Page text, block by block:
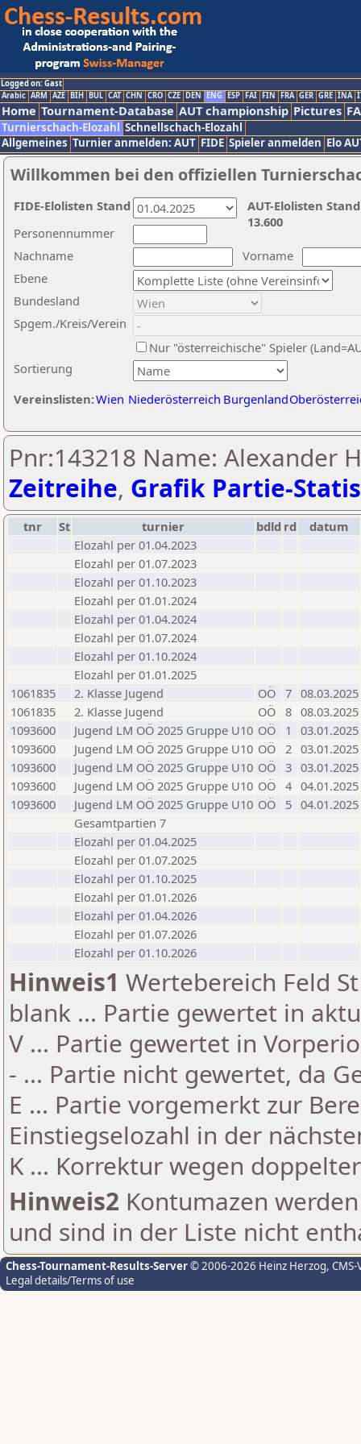
Logged on: Gast
Arabic ARM AZE BIH BUL CAT CHN CRO CZE DEN ENG ESP FAI FIN FRA GER GRE INA
Home Tournament-Database AUT championship Pictures
Turnierschach-Elozahl Schnellschach-Elozahl
Allgemeines Turnier anmelden: AUT FIDE Spieler anmelden Elo
Willkommen bei den offiziellen
Nachname
Vorname
Ebene
Sortierung
Personennummer
Bundesland
Spgem./Kreis/Verein
Nur "österreichische" Spieler
Vereinslisten:Wien Niederösterreich Burgenland
AUT-Elolisten
13.600
FIDE-Elolisten Stand
Pnr:143218 Name: Alexander
Zeitreihe, Grafik Partie-
tnr St turnier bdld rd
datum
Elozahl per 01.04.2023
Elozahl per 01.07.2023
Elozahl per 01.10.2023
Elozahl per 01.01.2024
Elozahl per 01.04.2024
Elozahl per 01.07.2024
Elozahl per 01.10.2024
Elozahl per 01.01.2025
1061835
2. Klasse Jugend OÖ 7 08.03.2025
1061835
2. Klasse Jugend OÖ 8 08.03.2025
1093600
Jugend LM OÖ 2025 Gruppe U10 OÖ 1
03.01.2025
1093600
Jugend LM OÖ 2025 Gruppe U10 OÖ 2 03.01.2025
1093600
Jugend LM OÖ 2025 Gruppe U10 OÖ 3 03.01.2025
1093600
Jugend LM OÖ 2025 Gruppe U10 OÖ 4 04.01.2025
1093600
Jugend LM OÖ 2025 Gruppe U10 OÖ 5 04.01.2025
Gesamtpartien 7
Elozahl per 01.04.2025
Elozahl per 01.07.2025
Elozahl per 01.10.2025
Elozahl per 01.01.2026
Elozahl per 01.04.2026
Elozahl per 01.07.2026
Elozahl per 01.10.2026
Hinweis1 Wertebereich Feld
blank ... Partie gewertet in
V ... Partie gewertet in
- ... Partie nicht gewertet, da
E ... Partie vorgemerkt zur
Einstiegselozahl in der
K ... Korrektur wegen
Hinweis2 Kontumazen
und sind in der Liste nicht
Chess-Tournament-Results-Server© 2006-2026 Heinz Herzog,
Legal details/Terms of use